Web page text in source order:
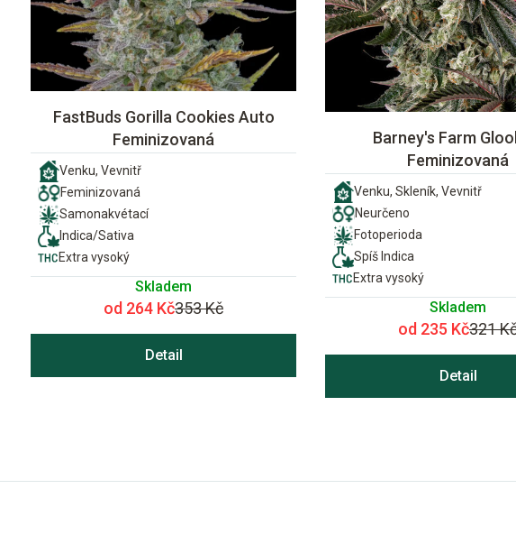
FastBuds Gorilla Cookies Auto
Feminizovaná
Venku, Vevnitř
Feminizovaná
Samonakvétací
Indica/Sativa
Extra vysoký
Skladem
od 264 Kč353 Kč
Detail
Barney's Farm
Feminizovaná
Venku, Skleník, Vevnitř
Neurčeno
Fotoperioda
Spíš Indica
Extra vysoký
Skladem
od 235 Kč321
Detail